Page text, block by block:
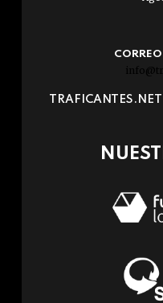
TRAFICANTES.NET